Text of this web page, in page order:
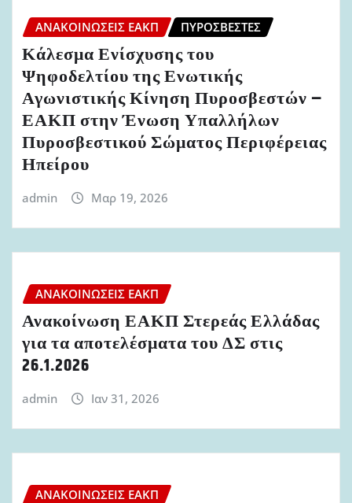
ΑΝΑΚΟΙΝΏΣΕΙΣ ΕΑΚΠ ΠΥΡΟΣΒΈΣΤΕΣ
Κάλεσμα Ενίσχυσης του
Ψηφοδελτίου της Ενωτικής
Αγωνιστικής Κίνηση Πυροσβεστών –
ΕΑΚΠ στην Ένωση Υπαλλήλων
Πυροσβεστικού Σώματος Περιφέρειας
Ηπείρου
admin Μαρ 19, 2026
ΑΝΑΚΟΙΝΏΣΕΙΣ ΕΑΚΠ
Ανακοίνωση ΕΑΚΠ Στερεάς Ελλάδας
για τα αποτελέσματα του ΔΣ στις
26.1.2026
admin Ιαν 31, 2026
ΑΝΑΚΟΙΝΏΣΕΙΣ ΕΑΚΠ